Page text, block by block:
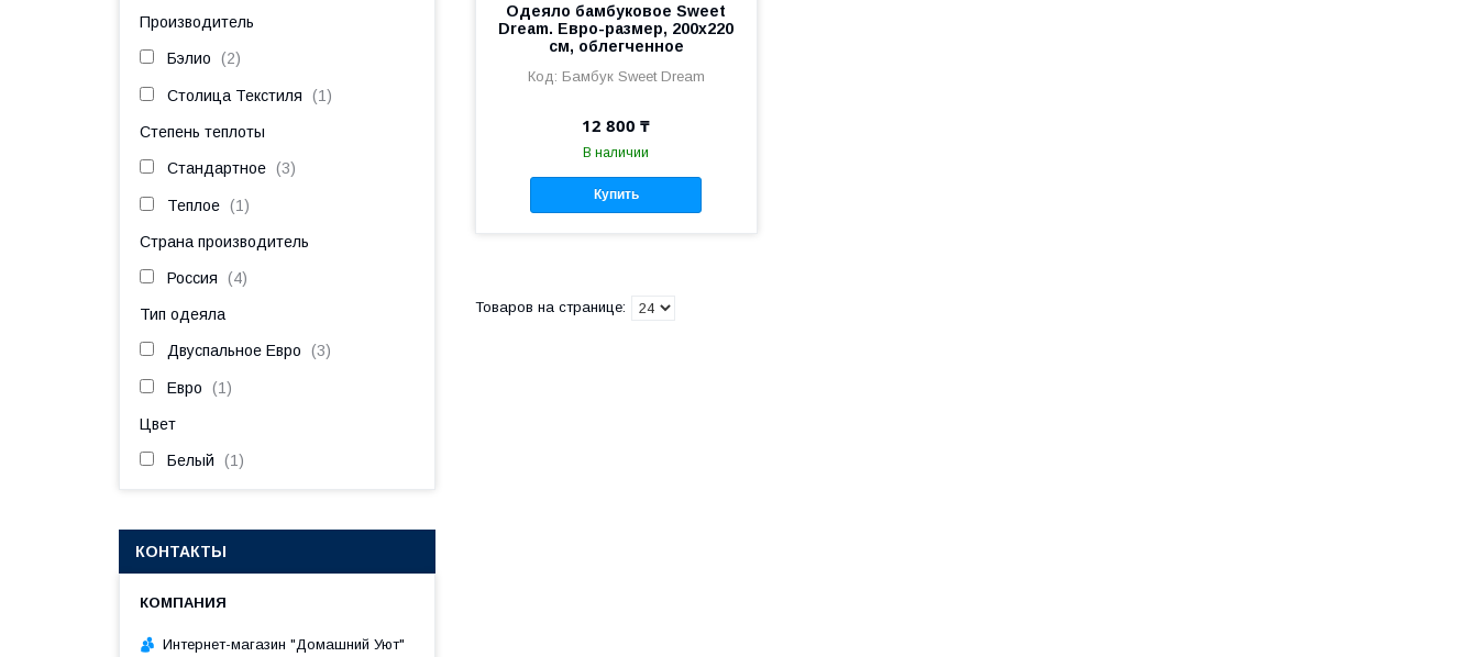
Одеяло бамбуковое Sweet
Dream. Евро-размер, 200х220
см, облегченное
Бамбук Sweet Dream
12 800 ₸
В наличии
Купить
Производитель
Бэлио 2
Столица Текстиля 1
Степень теплоты
Стандартное 3
Теплое 1
Страна производитель
Россия 4
Тип одеяла
Двуспальное Евро 3
Евро 1
Цвет
Белый 1
КОНТАКТЫ
Интернет-магазин "Домашний Уют"